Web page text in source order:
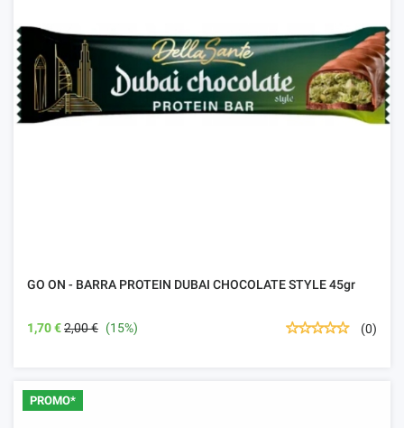
GO ON - BARRA PROTEIN DUBAI CHOCOLATE STYLE 45gr
1,70 €2,00 € (15%) (0)
PROMO*